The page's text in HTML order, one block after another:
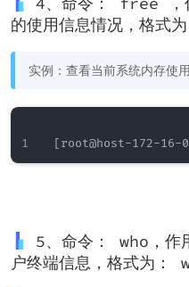
的使用信息情况，格式
实例：查看当前系统内存使
5、命令： who，作
户终端信息，格式为：